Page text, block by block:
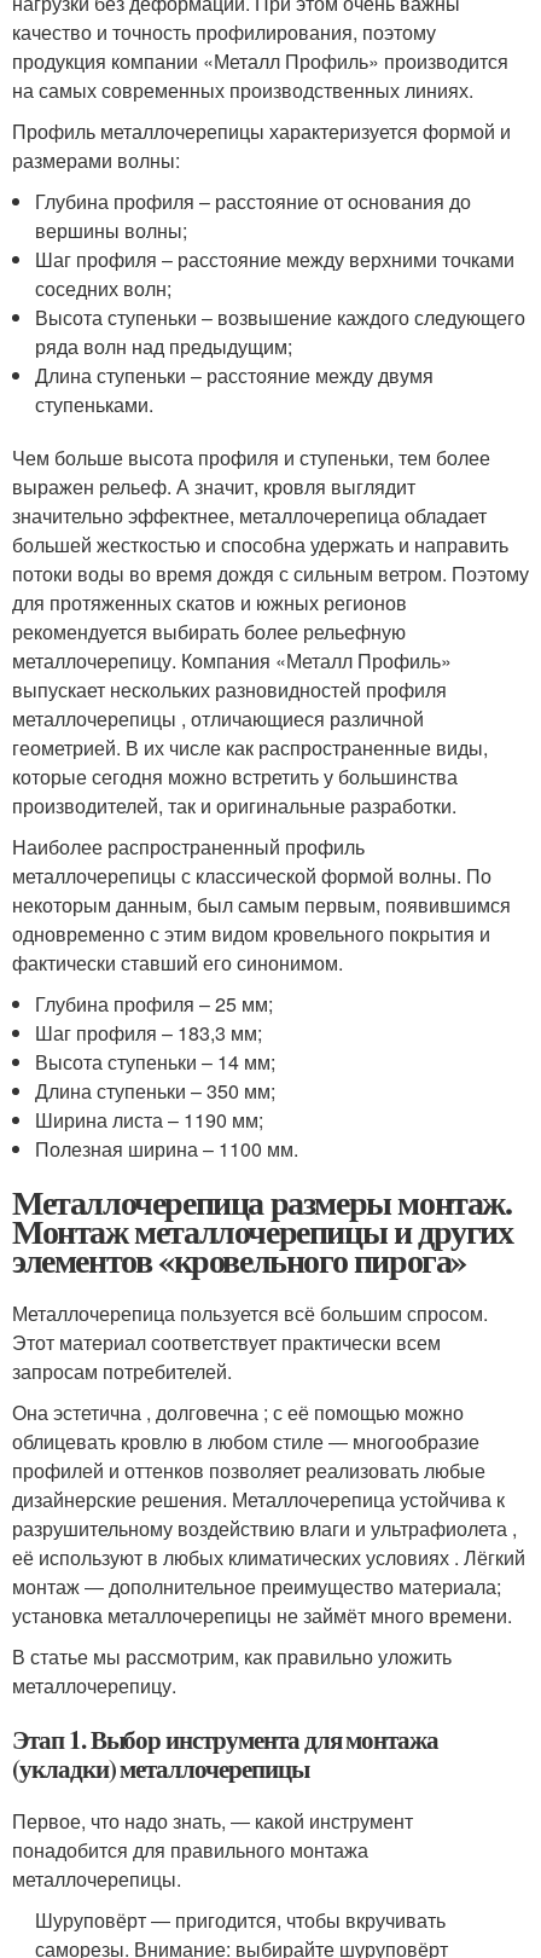
качество и точность профилирования, поэтому
продукция компании «Металл Профиль» производится
на самых современных производственных линиях.
Профиль металлочерепицы характеризуется формой и
размерами волны:
Глубина профиля – расстояние от основания до
вершины волны;
Шаг профиля – расстояние между верхними точками
соседних волн;
Высота ступеньки – возвышение каждого следующего
ряда волн над предыдущим;
Длина ступеньки – расстояние между двумя
ступеньками.
Чем больше высота профиля и ступеньки, тем более
выражен рельеф. А значит, кровля выглядит
значительно эффектнее, металлочерепица обладает
большей жесткостью и способна удержать и направить
потоки воды во время дождя с сильным ветром. Поэтому
для протяженных скатов и южных регионов
рекомендуется выбирать более рельефную
металлочерепицу. Компания «Металл Профиль»
выпускает нескольких разновидностей профиля
металлочерепицы , отличающиеся различной
геометрией. В их числе как распространенные виды,
которые сегодня можно встретить у большинства
производителей, так и оригинальные разработки.
Наиболее распространенный профиль
металлочерепицы с классической формой волны. По
некоторым данным, был самым первым, появившимся
одновременно с этим видом кровельного покрытия и
фактически ставший его синонимом.
Глубина профиля – 25 мм;
Шаг профиля – 183,3 мм;
Высота ступеньки – 14 мм;
Длина ступеньки – 350 мм;
Ширина листа – 1190 мм;
Полезная ширина – 1100 мм.
Металлочерепица размеры монтаж.
Монтаж металлочерепицы и других
элементов «кровельного пирога»
Металлочерепица пользуется всё большим спросом.
Этот материал соответствует практически всем
запросам потребителей.
Она эстетична , долговечна ; с её помощью можно
облицевать кровлю в любом стиле ― многообразие
профилей и оттенков позволяет реализовать любые
дизайнерские решения. Металлочерепица устойчива к
разрушительному воздействию влаги и ультрафиолета ,
её используют в любых климатических условиях . Лёгкий
монтаж ― дополнительное преимущество материала;
установка металлочерепицы не займёт много времени.
В статье мы рассмотрим, как правильно уложить
металлочерепицу.
Этап 1. Выбор инструмента для монтажа
(укладки) металлочерепицы
Первое, что надо знать, ― какой инструмент
понадобится для правильного монтажа
металлочерепицы.
Шуруповёрт ― пригодится, чтобы вкручивать
саморезы. Внимание: выбирайте шуруповёрт